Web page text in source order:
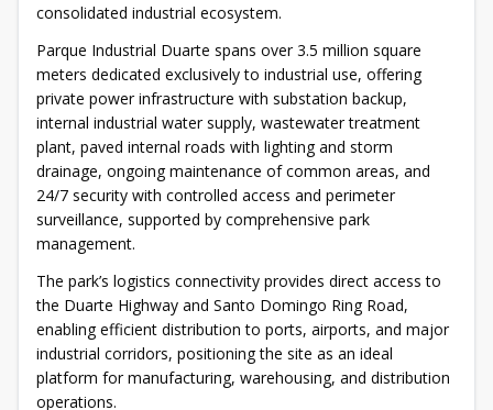
consolidated industrial ecosystem.
Parque Industrial Duarte spans over 3.5 million square
meters dedicated exclusively to industrial use, offering
private power infrastructure with substation backup,
internal industrial water supply, wastewater treatment
plant, paved internal roads with lighting and storm
drainage, ongoing maintenance of common areas, and
24/7 security with controlled access and perimeter
surveillance, supported by comprehensive park
management.
The park’s logistics connectivity provides direct access to
the Duarte Highway and Santo Domingo Ring Road,
enabling efficient distribution to ports, airports, and major
industrial corridors, positioning the site as an ideal
platform for manufacturing, warehousing, and distribution
operations.